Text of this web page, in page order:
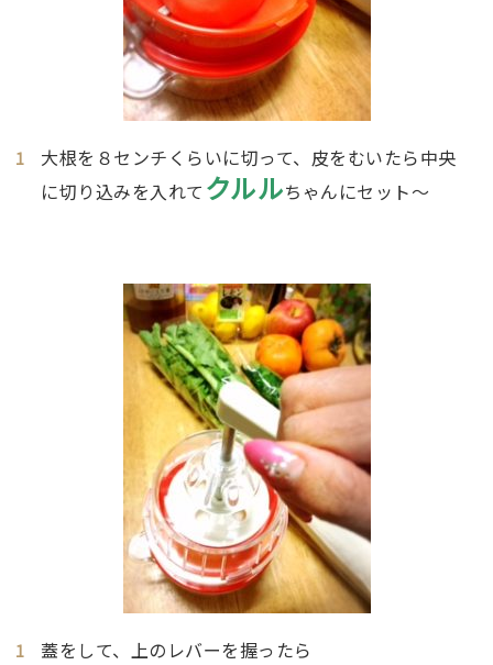
大根を８センチくらいに切って、皮をむいたら中央
に切り込みを入れて クルルちゃんにセット～
蓋をして、上のレバーを握ったら